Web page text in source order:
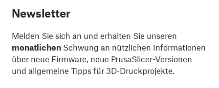
Newsletter
Melden Sie sich an und erhalten Sie unseren
monatlichen Schwung an nützlichen Informationen
über neue Firmware, neue PrusaSlicer-Versionen
und allgemeine Tipps für 3D-Druckprojekte.